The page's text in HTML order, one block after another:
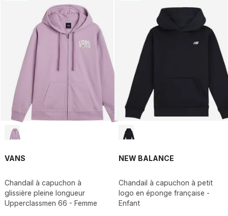
VANS
Chandail à capuchon à
glissière pleine longueur
Upperclassmen 66 - Femme
NEW BALANCE
Chandail à capuchon à petit
logo en éponge française -
Enfant